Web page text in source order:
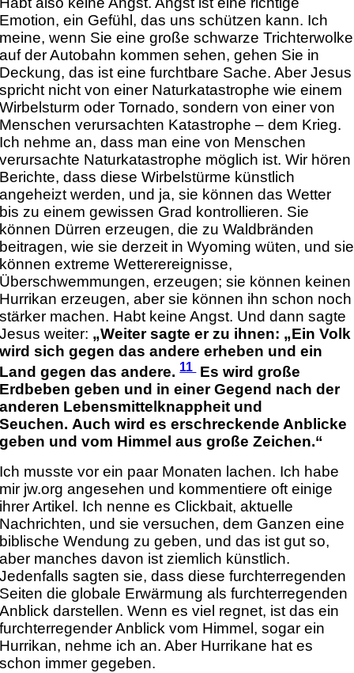
Emotion, ein Gefühl, das uns schützen kann. Ich
meine, wenn Sie eine große schwarze Trichterwolke
auf der Autobahn kommen sehen, gehen Sie in
Deckung, das ist eine furchtbare Sache. Aber Jesus
spricht nicht von einer Naturkatastrophe wie einem
Wirbelsturm oder Tornado, sondern von einer von
Menschen verursachten Katastrophe – dem Krieg.
Ich nehme an, dass man eine von Menschen
verursachte Naturkatastrophe möglich ist. Wir hören
Berichte, dass diese Wirbelstürme künstlich
angeheizt werden, und ja, sie können das Wetter
bis zu einem gewissen Grad kontrollieren. Sie
können Dürren erzeugen, die zu Waldbränden
beitragen, wie sie derzeit in Wyoming wüten, und sie
können extreme Wetterereignisse,
Überschwemmungen, erzeugen; sie können keinen
Hurrikan erzeugen, aber sie können ihn schon noch
stärker machen. Habt keine Angst. Und dann sagte
Jesus weiter: „Weiter sagte er zu ihnen: „Ein Volk
wird sich gegen das andere erheben und ein
Land gegen das andere.11 Es wird große
Erdbeben geben und in einer Gegend nach der
anderen Lebensmittelknappheit und
Seuchen. Auch wird es erschreckende Anblicke
geben und vom Himmel aus große Zeichen.“
Ich musste vor ein paar Monaten lachen. Ich habe
mir jw.org angesehen und kommentiere oft einige
ihrer Artikel. Ich nenne es Clickbait, aktuelle
Nachrichten, und sie versuchen, dem Ganzen eine
biblische Wendung zu geben, und das ist gut so,
aber manches davon ist ziemlich künstlich.
Jedenfalls sagten sie, dass diese furchterregenden
Seiten die globale Erwärmung als furchterregenden
Anblick darstellen. Wenn es viel regnet, ist das ein
furchterregender Anblick vom Himmel, sogar ein
Hurrikan, nehme ich an. Aber Hurrikane hat es
schon immer gegeben.